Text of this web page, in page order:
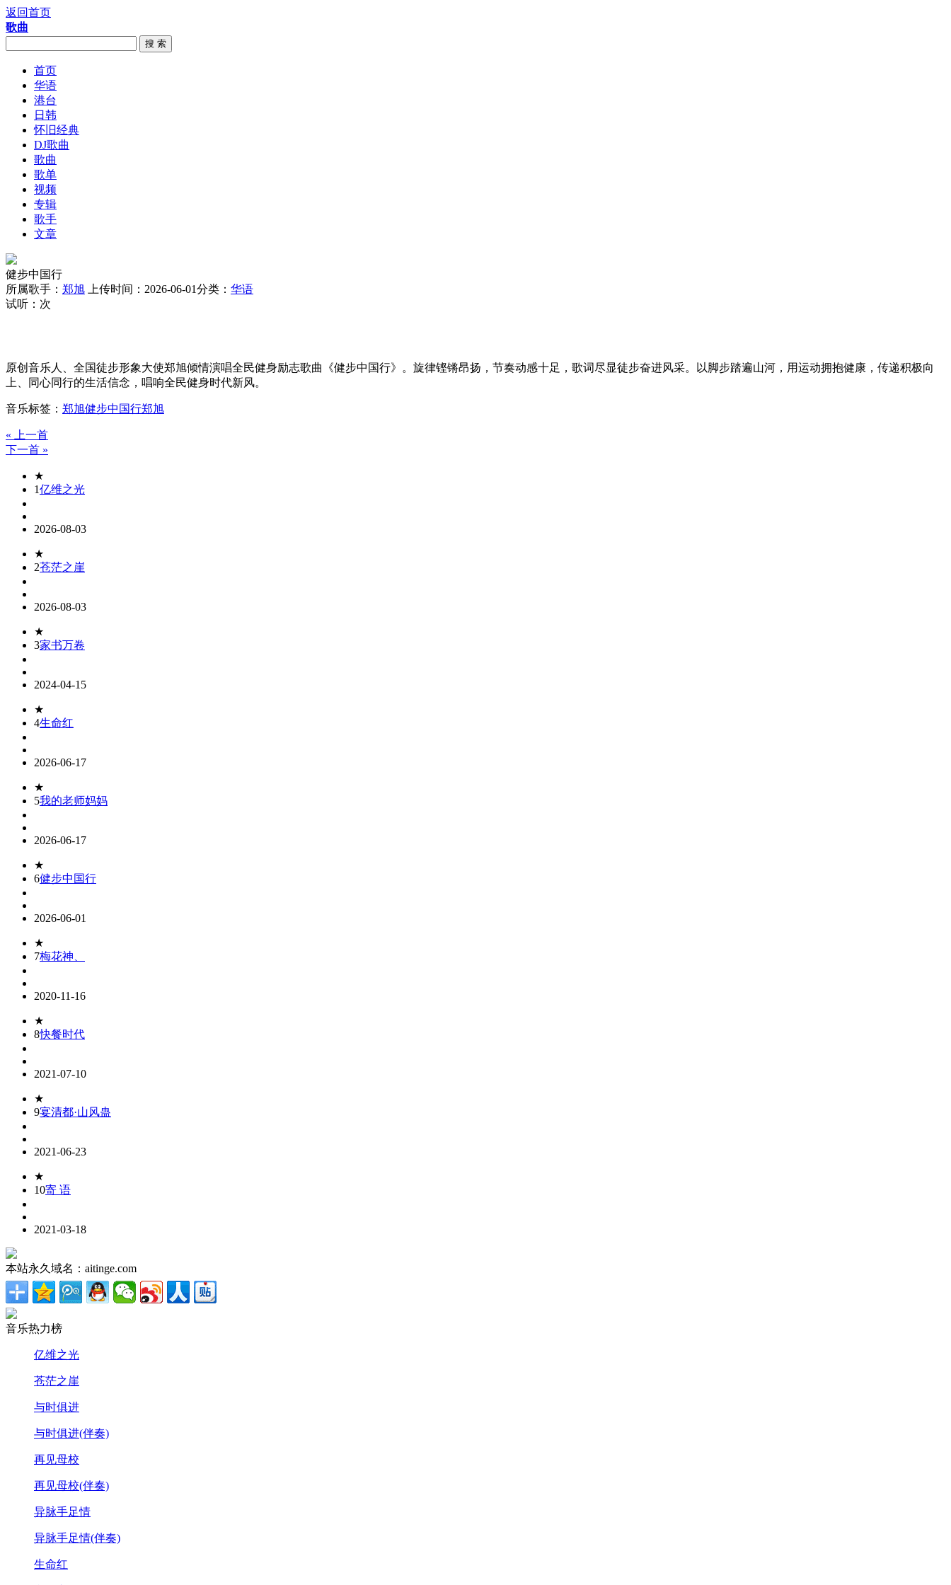
返回首页
歌曲
搜 索
首页
华语
港台
日韩
怀旧经典
DJ歌曲
歌曲
歌单
视频
专辑
歌手
文章
健步中国行
所属歌手： 郑旭 上传时间：2026-06-01分类： 华语
试听： 次
原创音乐人、全国徒步形象大使郑旭倾情演唱全民健身励志歌曲《健步中国行》。旋律铿锵昂扬，节奏动感十足，歌词尽显徒步奋进风采。以脚步踏遍山河，用运动拥抱健康，传递积极向
上、同心同行的生活信念，唱响全民健身时代新风。
音乐标签： 郑旭健步中国行郑旭
« 上一首
下一首 »
★
1亿维之光
2026-08-03
★
2苍茫之崖
2026-08-03
★
3家书万卷
2024-04-15
★
4生命红
2026-06-17
★
5我的老师妈妈
2026-06-17
★
6健步中国行
2026-06-01
★
7梅花神、
2020-11-16
★
8快餐时代
2021-07-10
★
9宴清都·山风蛊
2021-06-23
★
10寄 语
2021-03-18
本站永久域名：aitinge.com
音乐热力榜
亿维之光
苍茫之崖
与时俱进
与时俱进(伴奏)
再见母校
再见母校(伴奏)
异脉手足情
异脉手足情(伴奏)
生命红